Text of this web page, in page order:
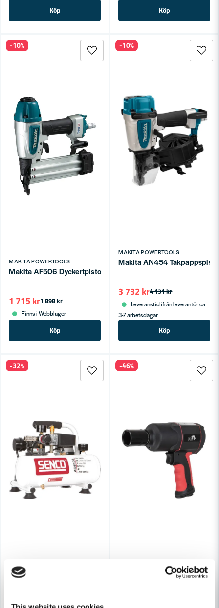
Köp Köp
MAKITA POWERTOOLS
Makita AF506 Dyckertpistol 1,2mm
1 898 kr
1 715 kr
Finns i Webblager
Köp
-10%
MAKITA POWERTOOLS
Makita AN454
4 131 kr
3 732 kr
Leveranstid ifrån leverantör ca
3-7 arbetsdagar
Köp
-10%
SENCO
Senco AC4504 Kompressor 8 bar "Tyst" Oljefri
-32%
PELA Mutterdragare 1/2"
-46%